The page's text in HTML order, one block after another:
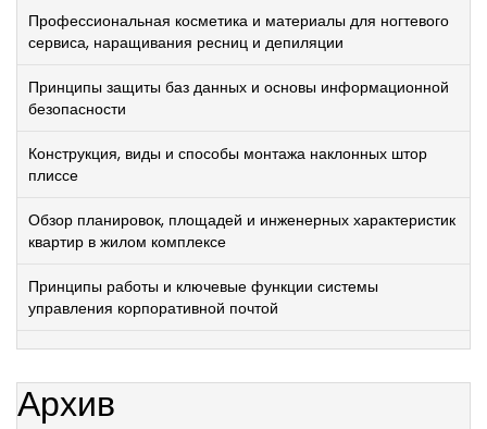
Профессиональная косметика и материалы для ногтевого
сервиса, наращивания ресниц и депиляции
Принципы защиты баз данных и основы информационной
безопасности
Конструкция, виды и способы монтажа наклонных штор
плиссе
Обзор планировок, площадей и инженерных характеристик
квартир в жилом комплексе
Принципы работы и ключевые функции системы
управления корпоративной почтой
Архив